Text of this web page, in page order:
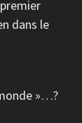
dans le
»…?